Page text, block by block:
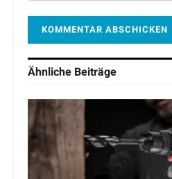
Ähnliche Beiträge